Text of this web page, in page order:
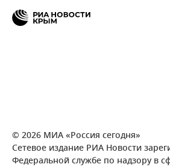
© 2026 МИА «Россия сегодня»
Сетевое издание РИА Новости
Федеральной службе по надзору в